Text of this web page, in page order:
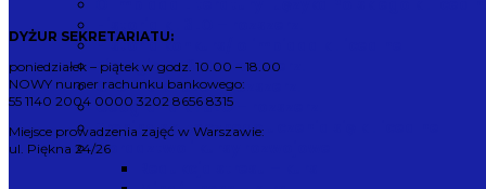
Historia konkurs/ olimpiada kl.licealne
Biologia kl. 3LO – rozszerz.
Chemia kl. 3LO – rozszerz.
Geografia kl. 3LO – rozszerz.
Trening skutecznego uczenia się kl.licealne
Doradztwo i kursy rozwojowe
DYŻUR SEKRETARIATU:
poniedziałek – piątek w godz. 10.00 – 18.00
NOWY numer rachunku bankowego:
55 1140 2004 0000 3202 8656 8315
Miejsce prowadzenia zajęć w Warszawie:
ul. Piękna 24/26